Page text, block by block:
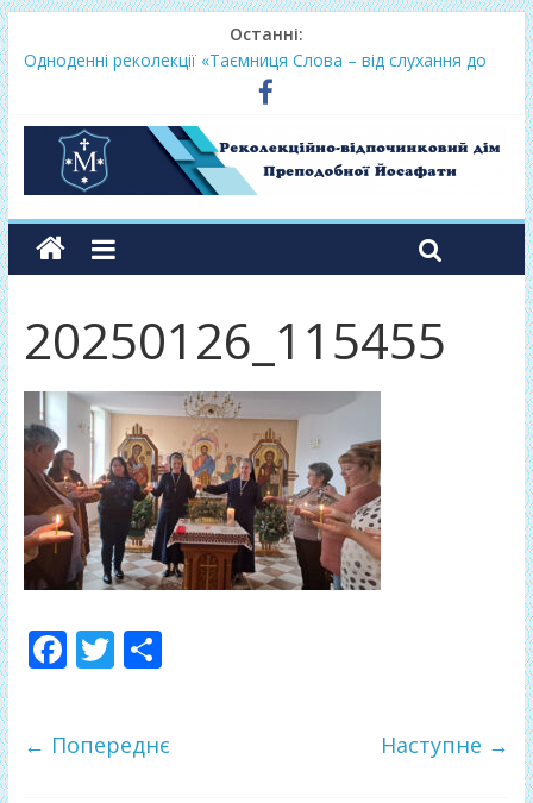
Останні:
Одноденні реколекції «Таємниця Слова – від слухання до
Lectio Divina – єв.Матея 2026
Нове життя в Христі – осінь 2026
Фундамент у вересні 2026
20250126_115455
F
b
T
er
П
л
← Попереднє Наступне →